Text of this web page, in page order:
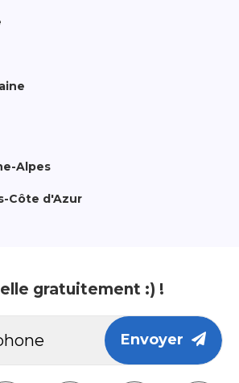
Alpes
Côte d'Azur
gratuitement :) !
Envoyer